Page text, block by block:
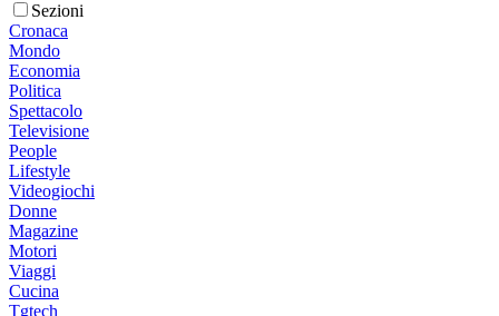
Sezioni
Cronaca
Mondo
Economia
Politica
Spettacolo
Televisione
People
Lifestyle
Videogiochi
Donne
Magazine
Motori
Viaggi
Cucina
Tgtech